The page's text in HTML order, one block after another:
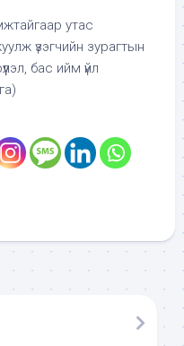
утас
үзэгчийн зурагтын
бас ийм үйл